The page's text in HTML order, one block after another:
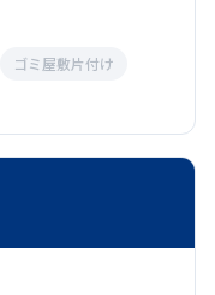
ゴミ屋敷片付け